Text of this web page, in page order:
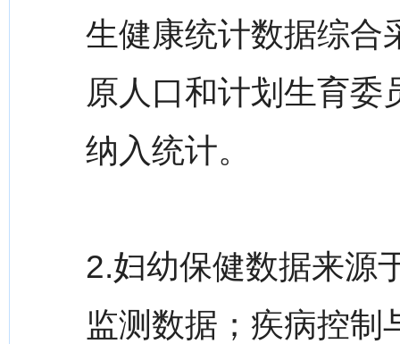
生健康统计数据综合
原人口和计划生育委
纳入统计。
2.妇幼保健数据来源
监测数据；疾病控制